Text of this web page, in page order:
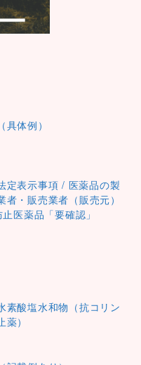
体例）
定表示事項 / 医薬品の製
・販売業者（販売元）
医薬品「要確認」
素酸塩水和物（抗コリン
）